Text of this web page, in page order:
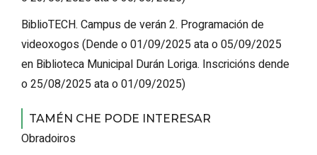
BiblioTECH. Campus de verán 2. Programación de
videoxogos (Dende o 01/09/2025 ata o 05/09/2025
en Biblioteca Municipal Durán Loriga. Inscricións dende
o 25/08/2025 ata o 01/09/2025)
TAMÉN CHE PODE INTERESAR
Obradoiros